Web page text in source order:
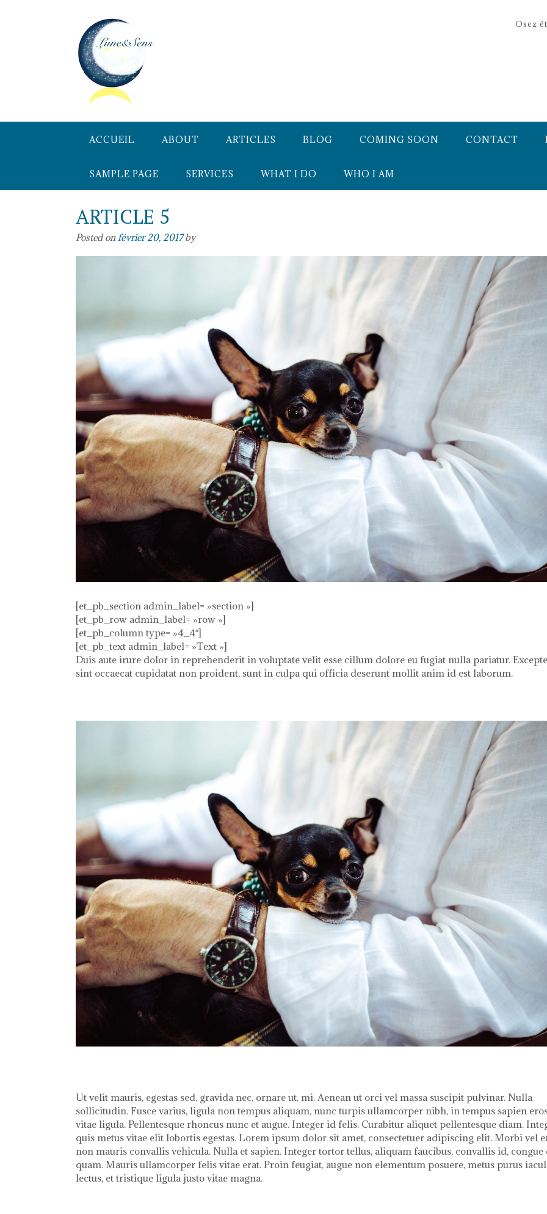
Osez
ACCUEIL ABOUT ARTICLES BLOG COMING SOON CONTACT
SAMPLE PAGE SERVICES WHAT I DO WHO I AM
ARTICLE 5
Posted onfévrier 20, 2017by
[et_pb_section admin_label= »section »]
[et_pb_row admin_label= »row »]
[et_pb_column type= »4_4″]
[et_pb_text admin_label= »Text »]
Duis aute irure dolor in reprehenderit in voluptate velit esse cillum dolore eu fugiat nulla pariatur.
sint occaecat cupidatat non proident, sunt in culpa qui officia deserunt mollit anim id est laborum.
Ut velit mauris, egestas sed, gravida nec, ornare ut, mi. Aenean ut orci vel massa suscipit pulvinar. Nulla
sollicitudin. Fusce varius, ligula non tempus aliquam, nunc turpis ullamcorper nibh, in tempus sapien
vitae ligula. Pellentesque rhoncus nunc et augue. Integer id felis. Curabitur aliquet pellentesque diam.
quis metus vitae elit lobortis egestas. Lorem ipsum dolor sit amet, consectetuer adipiscing elit. Morbi vel
non mauris convallis vehicula. Nulla et sapien. Integer tortor tellus, aliquam faucibus, convallis id, congue
quam. Mauris ullamcorper felis vitae erat. Proin feugiat, augue non elementum posuere, metus purus
lectus, et tristique ligula justo vitae magna.